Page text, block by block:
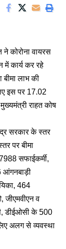
ने कोरोना वायरस
में कार्य कर रहे
बीमा लाभ की
इस पर 17.02
राहत कोष
सरकार के स्तर
पर बीमा
सफाईकर्मी,
आंगनबाड़ी
464
जीएमवीएन व
डीईओसी के 500
अलग से व्यवस्था